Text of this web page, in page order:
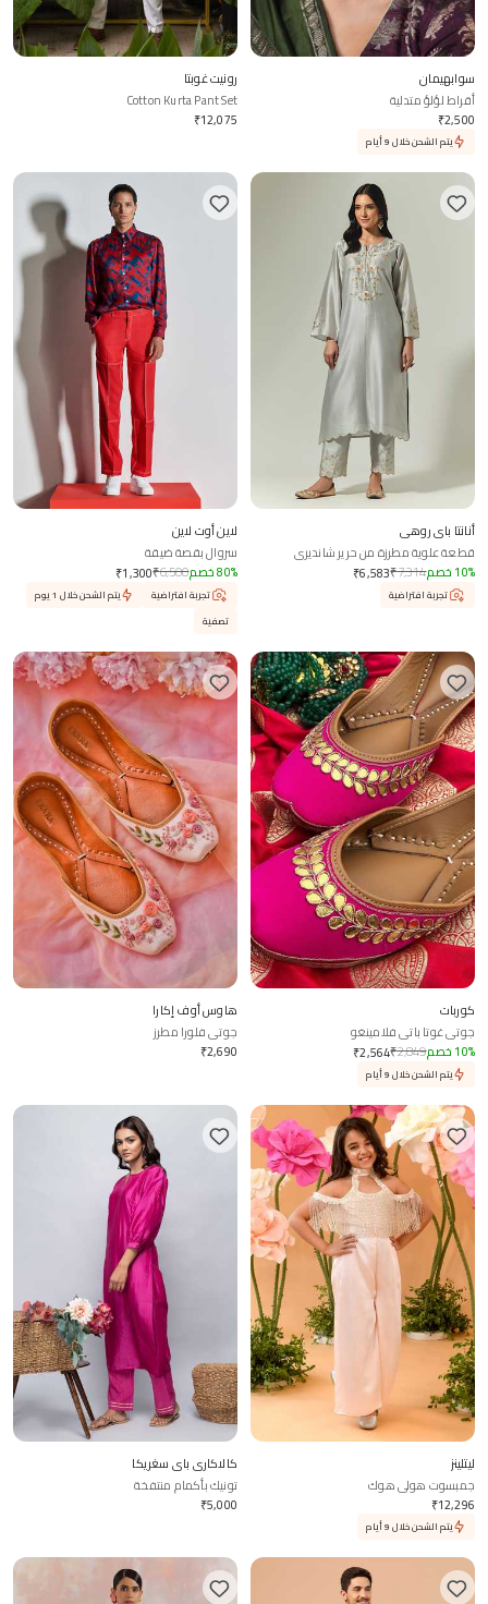
سوابهيمان
أقراط لؤلؤ متدلية
₹2,500
يتم الشحن خلال 9 أيام
رونيت غوبتا
Cotton Kurta Pant Set
₹12,075
أنانتا باي روهي
قطعة علوية مطرزة من حرير شانديري
₹6,583₹7,314 10% خصم
تجربة افتراضية
لاين أوت لاين
سروال بقصة ضيقة
₹1,300₹6,500 80% خصم
تجربة افتراضية
يتم الشحن خلال 1 يوم
تصفية
كوربات
جوتي غوتا باتي فلامينغو
₹2,564₹2,849 10% خصم
يتم الشحن خلال 9 أيام
هاوس أوف إكارا
جوتي فلورا مطرز
₹2,690
ليتلينز
جمبسوت هولي هوك
₹12,296
يتم الشحن خلال 9 أيام
كالاكاري باي سغريكا
تونيك بأكمام منتفخة
₹5,000